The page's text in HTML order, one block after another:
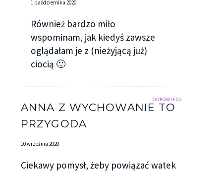
1 października 2020
Również bardzo miło
wspominam, jak kiedyś zawsze
oglądałam je z (nieżyjącą już)
ciocią 🙂
ODPOWIEDZ
ANNA Z WYCHOWANIE TO
PRZYGODA
10 września 2020
Ciekawy pomysł, żeby powiązać watek